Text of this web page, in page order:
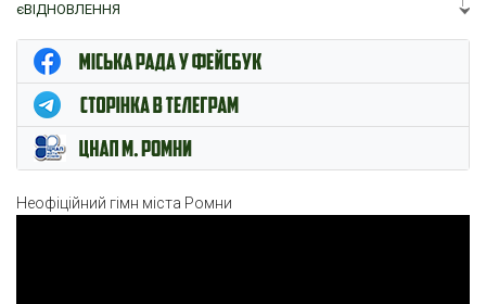
єВІДНОВЛЕННЯ
ЦНАП м. Ромни
Неофіційний гімн міста Ромни